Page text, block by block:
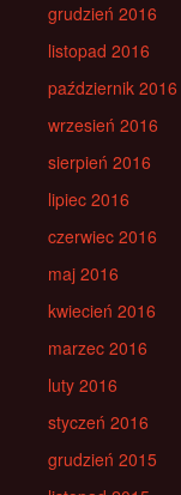
grudzień 2016
listopad 2016
październik 2016
wrzesień 2016
sierpień 2016
lipiec 2016
czerwiec 2016
maj 2016
kwiecień 2016
marzec 2016
luty 2016
styczeń 2016
grudzień 2015